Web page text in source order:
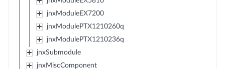
jnxModuleEX7200
jnxModulePTX1210260q
jnxModulePTX1210236q
jnxSubmodule
jnxMiscComponent